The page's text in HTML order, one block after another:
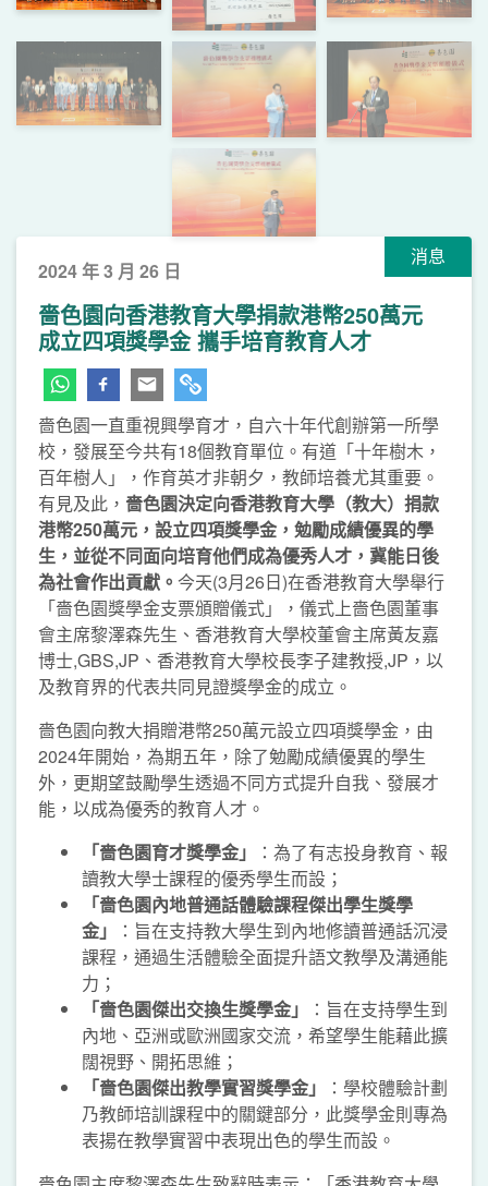
消息
2024 年 3 月 26 日
嗇色園向香港教育大學捐款港幣250萬元
成立四項獎學金 攜手培育教育人才
嗇色園一直重視興學育才，自六十年代創辦第一所學
校，發展至今共有18個教育單位。有道「十年樹木，
百年樹人」，作育英才非朝夕，教師培養尤其重要。
有見及此， 嗇色園決定向香港教育大學（教大） 捐款
港幣250萬元，設立四項獎學金，勉勵成績優異的學
生，並從不同面向培育他們成為優秀人才，冀能日後
為社會作出貢獻。 今天(3月26日)在香港教育大學舉行
「嗇色園獎學金支票頒贈儀式」，儀式上嗇色園董事
會主席黎澤森先生、香港教育大學校董會主席黃友嘉
博士,GBS,JP、香港教育大學校長李子建教授,JP，以
及教育界的代表共同見證獎學金的成立。
嗇色園向教大捐贈港幣250萬元設立四項獎學金，由
2024年開始，為期五年，除了勉勵成績優異的學生
外，更期望鼓勵學生透過不同方式提升自我、發展才
能，以成為優秀的教育人才。
「嗇色園育才獎學金」
：為了有志投身教育、報
讀教大學士課程的優秀學生而設；
「嗇色園內地普通話體驗課程傑出學生獎學
金」
：旨在支持教大學生到內地修讀普通話沉浸
課程，通過生活體驗全面提升語文教學及溝通能
力；
「嗇色園傑出交換生獎學金」
：旨在支持學生到
內地、亞洲或歐洲國家交流，希望學生能藉此擴
闊視野、開拓思維；
「嗇色園傑出教學實習獎學金」
：學校體驗計劃
乃教師培訓課程中的關鍵部分，此獎學金則專為
表揚在教學實習中表現出色的學生而設。